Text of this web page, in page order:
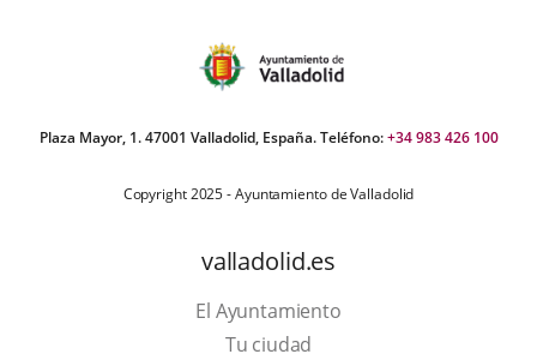
Plaza Mayor, 1. 47001 Valladolid, España. Teléfono:+34 983 426 100
Copyright 2025 - Ayuntamiento de Valladolid
valladolid.es
El Ayuntamiento
Tu ciudad